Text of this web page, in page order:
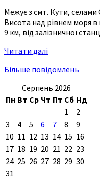
Межує з смт. Кути, селами
Висота над рівнем моря в
9 км, від залізничної
Читати далі
Більше повідомлень
Серпень 2026
Пн Вт Ср Чт Пт Сб Нд
1
2
3
4 5 6 7 8
9
10 11 12 13 14 15 16
17 18 19 20 21 22 23
24 25 26 27 28 29 30
31